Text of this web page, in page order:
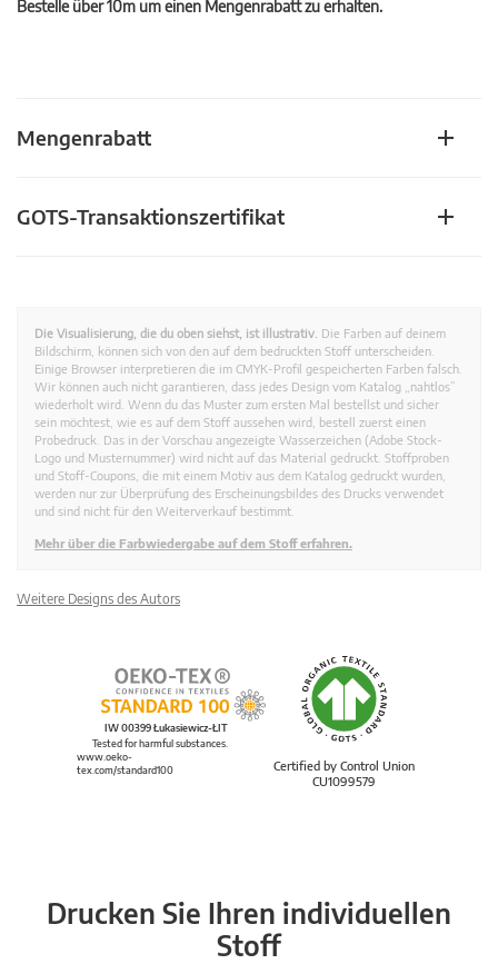
Bestelle über 10m um einen Mengenrabatt zu erhalten.
Mengenrabatt
GOTS-Transaktionszertifikat
Die Visualisierung, die du oben siehst, ist illustrativ. Die Farben auf deinem
Bildschirm, können sich von den auf dem bedruckten Stoff unterscheiden.
Einige Browser interpretieren die im CMYK-Profil gespeicherten Farben falsch.
Wir können auch nicht garantieren, dass jedes Design vom Katalog „nahtlos”
wiederholt wird. Wenn du das Muster zum ersten Mal bestellst und sicher
sein möchtest, wie es auf dem Stoff aussehen wird, bestell zuerst einen
Probedruck. Das in der Vorschau angezeigte Wasserzeichen (Adobe Stock-
Logo und Musternummer) wird nicht auf das Material gedruckt. Stoffproben
und Stoff-Coupons, die mit einem Motiv aus dem Katalog gedruckt wurden,
werden nur zur Überprüfung des Erscheinungsbildes des Drucks verwendet
und sind nicht für den Weiterverkauf bestimmt.
Mehr über die Farbwiedergabe auf dem Stoff erfahren.
Weitere Designs des Autors
Certified by Control Union
CU1099579
IW 00399 Łukasiewicz-ŁIT
Tested for harmful substances.
www.oeko-
tex.com/standard100
Drucken Sie Ihren individuellen
Stoff